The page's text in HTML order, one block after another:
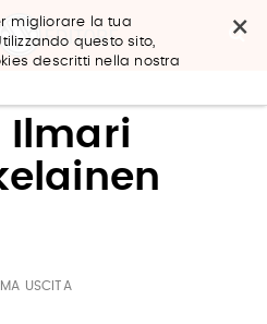
×
migliorare la tua
questo sito,
descritti nella nostra
Ilmari
USCITA